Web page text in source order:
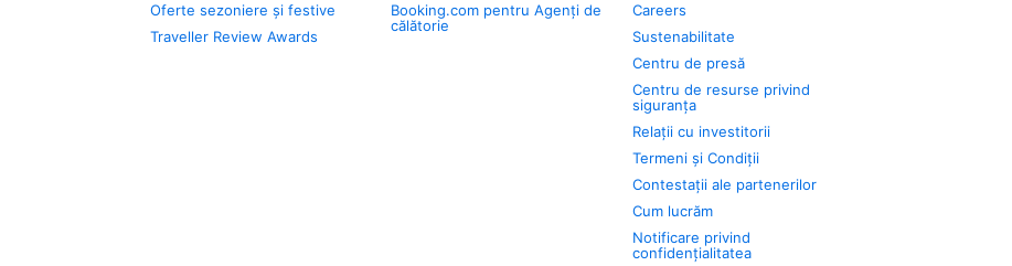
Oferte sezoniere și festive
Traveller Review Awards
Booking.com pentru Agenți de
călătorie
Careers
Sustenabilitate
Centru de presă
Centru de resurse privind
siguranța
Relații cu investitorii
Termeni și Condiții
Contestații ale partenerilor
Cum lucrăm
Notificare privind
confidențialitatea